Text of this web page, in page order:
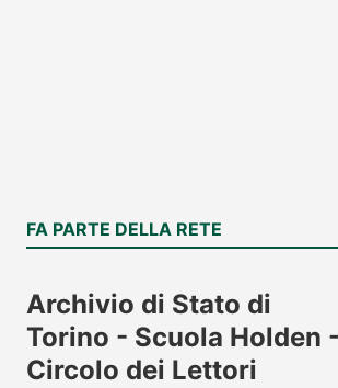
FA PARTE DELLA RETE
Archivio di Stato di
Torino - Scuola Holden -
Circolo dei Lettori